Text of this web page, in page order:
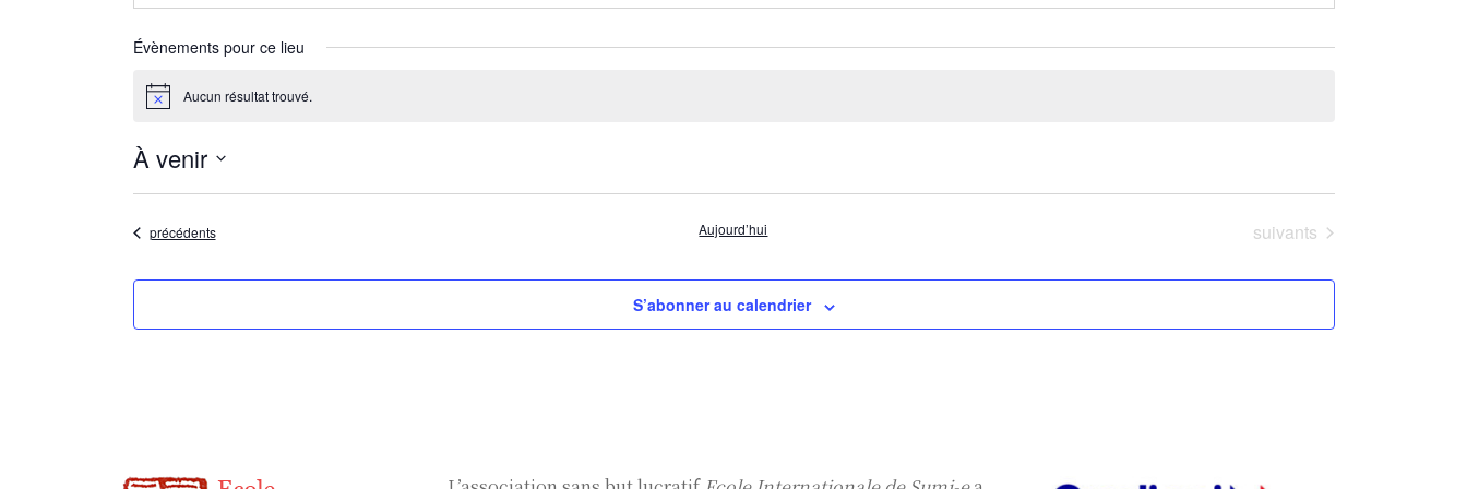
Évènements pour ce lieu
Notice Aucun résultat trouvé.
À venir
une
Évènements
précédents Aujourd’hui Évènements
suivants
S’abonner au calendrier